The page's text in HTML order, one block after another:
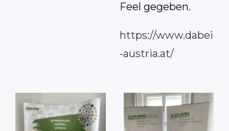
Feel gegeben.
https://www.dabei
-austria.at/